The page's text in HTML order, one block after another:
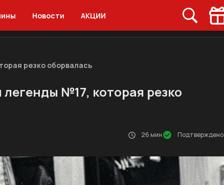
Новости АКЦИИ
резко оборвалась
№17, которая резко
26 мин Подтверждено